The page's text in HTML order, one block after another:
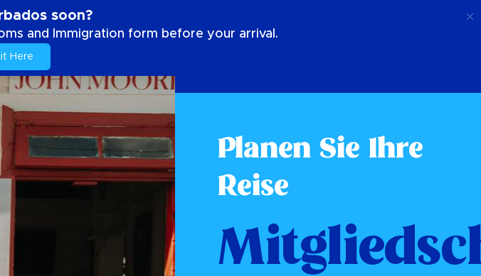
soon?
and Immigration form before your arrival.
Here
Planen Sie Ihre
Reise